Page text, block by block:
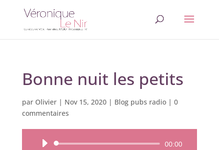
Bonne nuit les petits
par Olivier| Nov 15, 2020| Blog pubs radio| 0
commentaires
Lecteur
00:00